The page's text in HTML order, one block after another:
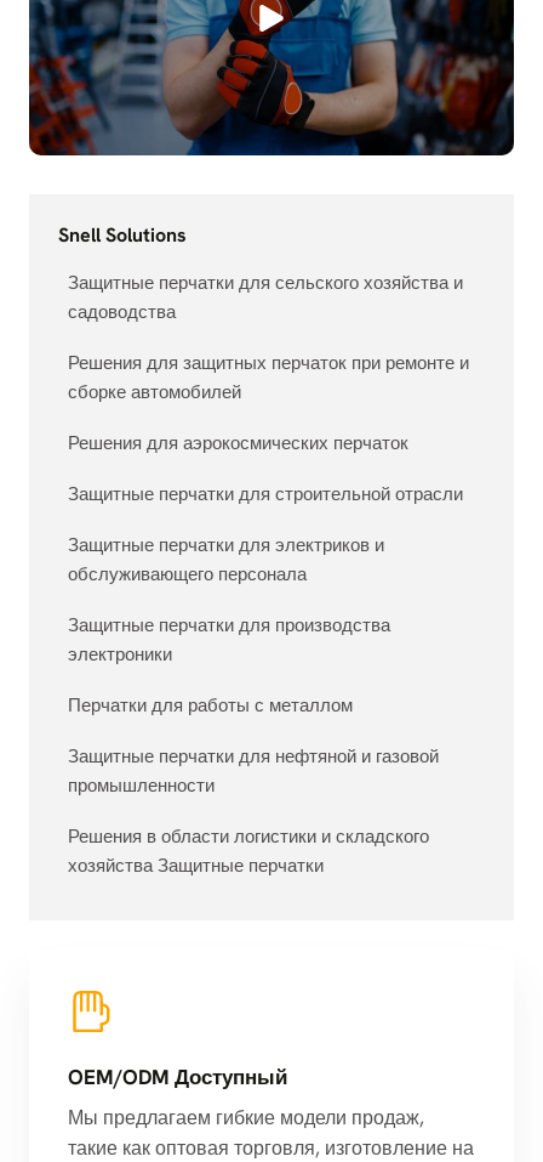
Snell Solutions
Защитные перчатки для сельского хозяйства и
садоводства
Решения для защитных перчаток при ремонте и
сборке автомобилей
Решения для аэрокосмических перчаток
Защитные перчатки для строительной отрасли
Защитные перчатки для электриков и
обслуживающего персонала
Защитные перчатки для производства
электроники
Перчатки для работы с металлом
Защитные перчатки для нефтяной и газовой
промышленности
Решения в области логистики и складского
хозяйства Защитные перчатки
OEM/ODM Доступный
Мы предлагаем гибкие модели продаж,
такие как оптовая торговля, изготовление на